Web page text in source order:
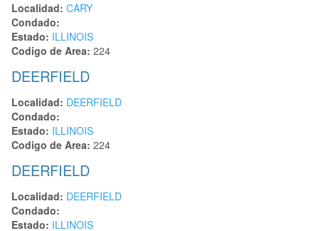
Localidad: CARY
Condado:
Estado: ILLINOIS
Codigo de Area: 224
DEERFIELD
Localidad: DEERFIELD
Condado:
Estado: ILLINOIS
Codigo de Area: 224
DEERFIELD
Localidad: DEERFIELD
Condado:
Estado: ILLINOIS